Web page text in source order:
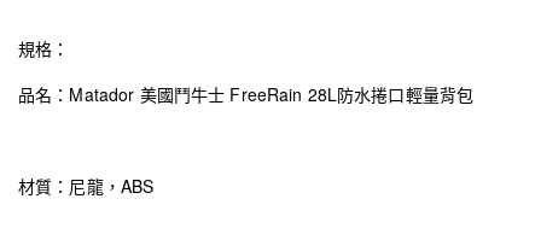
規格：
品名：Matador 美國鬥牛士 FreeRain 28L防水捲口輕量背包
材質：尼龍，ABS